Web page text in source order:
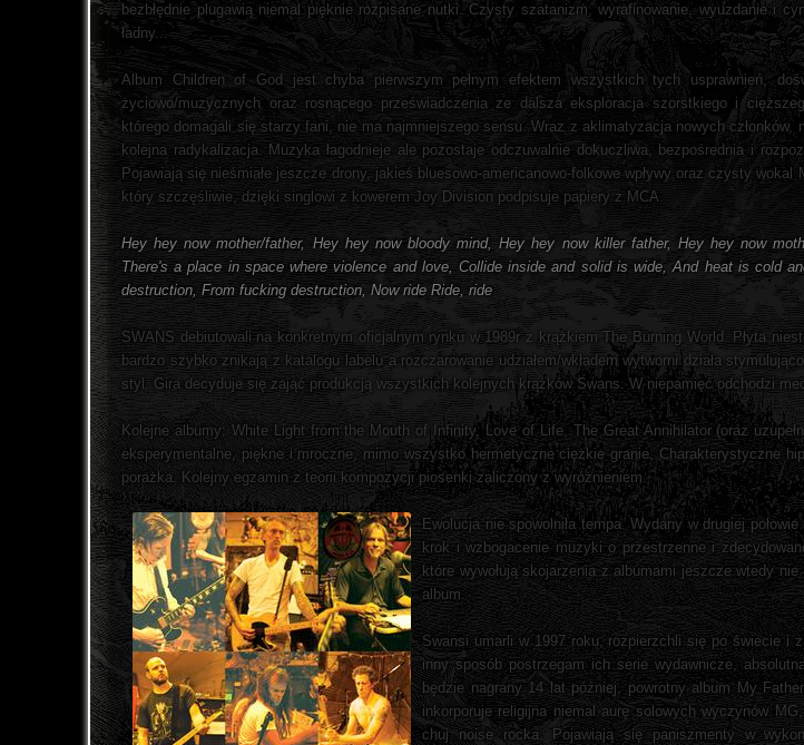
bezbłędnie plugawią niemal pięknie rozpisane nutki. Czysty szatanizm, wyrafinowanie, wyuzdanie i
ładny...
Album Children of God jest chyba pierwszym pełnym efektem wszystkich tych usprawnień,
życiowo/muzycznych oraz rosnącego przeświadczenia ze dalsza eksploracja szorstkiego i
którego domagali się starzy fani, nie ma najmniejszego sensu. Wraz z aklimatyzacja nowych członków,
kolejna radykalizacja. Muzyka łagodnieje ale pozostaje odczuwalnie dokuczliwa, bezpośrednia i
Pojawiają się nieśmiałe jeszcze drony, jakieś bluesowo-americanowo-folkowe wpływy oraz czysty wokal
który szczęśliwie, dzięki singlowi z kowerem Joy Division podpisuje papiery z MCA.
Hey hey now mother/father, Hey hey now bloody mind, Hey hey now killer father, Hey hey now
There's a place in space where violence and love, Collide inside and solid is wide, And heat is cold
destruction, From fucking destruction, Now ride Ride, ride
SWANS debiutowali na konkretnym oficjalnym rynku w 1989r z krążkiem The Burning World. Płyta
bardzo szybko znikają z katalogu labelu a rozczarowanie udziałem/wkładem wytworni działa
styl. Gira decyduje się zająć produkcją wszystkich kolejnych krążków Swans. W niepamięć odchodzi
Kolejne albumy: White Light from the Mouth of Infinity, Love of Life, The Great Annihilator (oraz
eksperymentalne, piękne i mroczne, mimo wszystko hermetyczne ciężkie granie. Charakterystyczne
porażka. Kolejny egzamin z teorii kompozycji piosenki zaliczony z wyróżnieniem.
Ewolucja nie spowolniła tempa. Wydany w drugiej
krok i wzbogacenie muzyki o przestrzenne i
które wywołują skojarzenia z albumami jeszcze wtedy
album.
Swansi umarli w 1997 roku, rozpierzchli się po świecie i
inny sposób postrzegam ich serie wydawnicze,
będzie nagrany 14 lat później, powrotny album My
inkorporuje religijna niemal aurę solowych wyczynów
chuj noise rocka. Pojawiają się paniszmenty w